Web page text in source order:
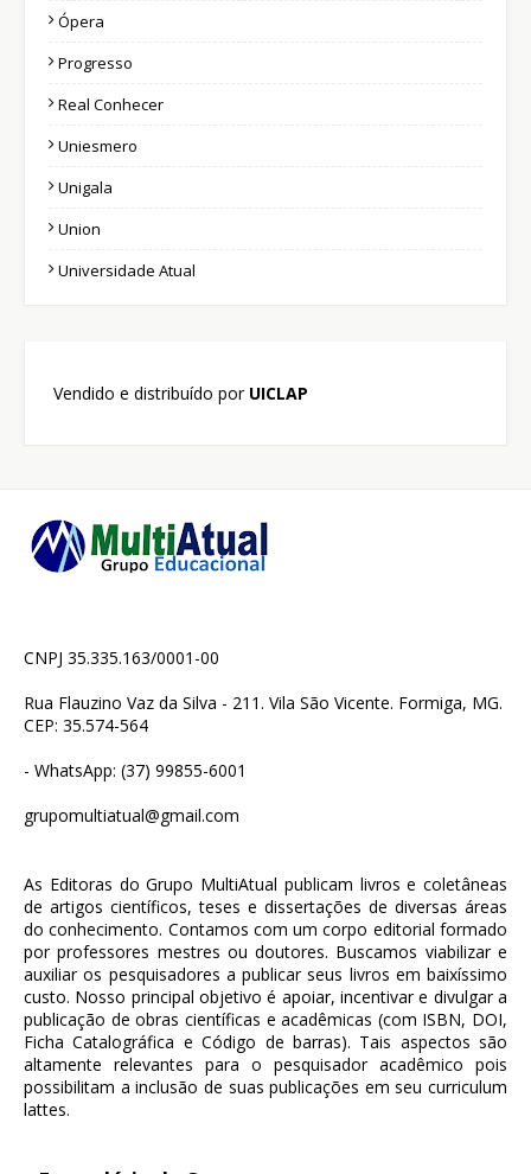
Ópera
Progresso
Real Conhecer
Uniesmero
Unigala
Union
Universidade Atual
Vendido e distribuído por UICLAP
CNPJ 35.335.163/0001-00
Rua Flauzino Vaz da Silva - 211. Vila São Vicente. Formiga, MG.
CEP: 35.574-564
- WhatsApp: (37) 99855-6001
grupomultiatual@gmail.com
As Editoras do Grupo MultiAtual publicam livros e coletâneas
de artigos científicos, teses e dissertações de diversas áreas
do conhecimento. Contamos com um corpo editorial formado
por professores mestres ou doutores. Buscamos viabilizar e
auxiliar os pesquisadores a publicar seus livros em baixíssimo
custo. Nosso principal objetivo é apoiar, incentivar e divulgar a
publicação de obras científicas e acadêmicas (com ISBN, DOI,
Ficha Catalográfica e Código de barras). Tais aspectos são
altamente relevantes para o pesquisador acadêmico pois
possibilitam a inclusão de suas publicações em seu curriculum
lattes.